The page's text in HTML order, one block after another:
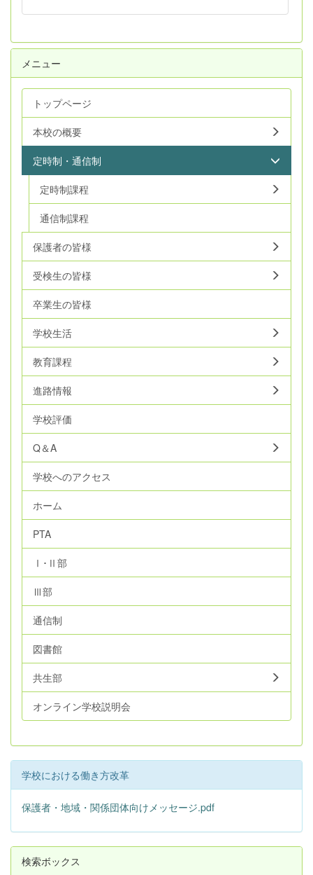
メニュー
トップページ
本校の概要
定時制・通信制
定時制課程
通信制課程
保護者の皆様
受検生の皆様
卒業生の皆様
学校生活
教育課程
進路情報
学校評価
Q＆A
学校へのアクセス
ホーム
PTA
Ⅰ･Ⅱ部
Ⅲ部
通信制
図書館
共生部
オンライン学校説明会
学校における働き方改革
保護者・地域・関係団体向けメッセージ.pdf
検索ボックス